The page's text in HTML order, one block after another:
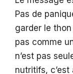
Pas de
garder le
pas comme
n’est pas
nutritifs,